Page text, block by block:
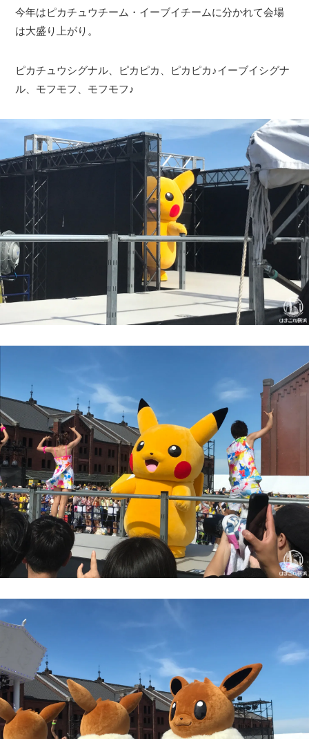
今年はピカチュウチーム・イーブイチームに分かれて会場
は大盛り上がり。
ピカチュウシグナル、ピカピカ、ピカピカ♪イーブイシグナ
ル、モフモフ、モフモフ♪
観光ガイド
ランキング
ブログ記事
サイトについて